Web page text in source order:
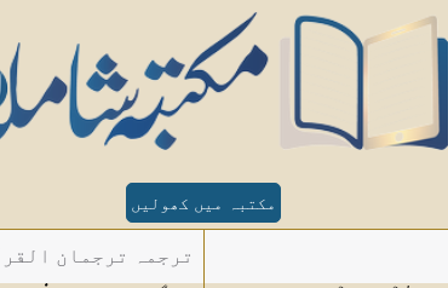
مکتبہ میں کھولیں
ترجمہ ترجمان